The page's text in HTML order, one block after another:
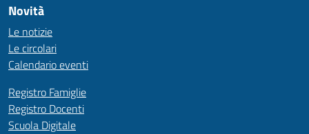
Novità
Le notizie
Le circolari
Calendario eventi
Registro Famiglie
Registro Docenti
Scuola Digitale